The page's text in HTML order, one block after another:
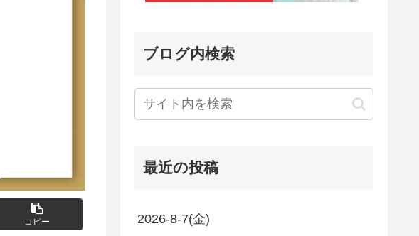
コピー
ブログ内検索
最近の投稿
2026-8-7(金)